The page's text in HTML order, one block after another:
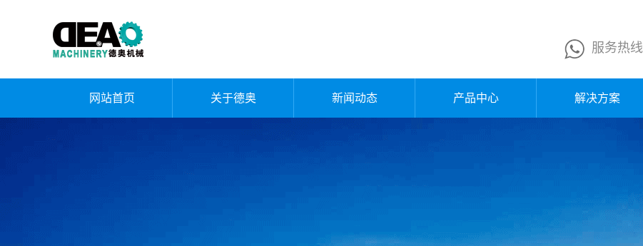
服务热线
网站首页 关于德奥 新闻动态
公司新闻
行业知识
产品中心 解决方案